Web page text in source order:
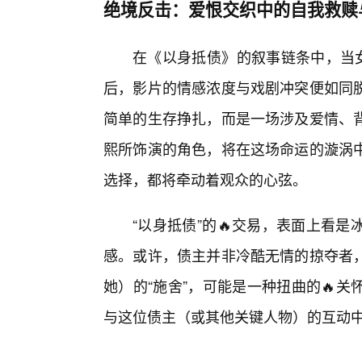
绝境反击：爱恨交织中的自我救
在《以身抵债》的叙事链条中，当
后，影片的情感浓度与戏剧冲突便如
简单的生存挣扎，而是一场涉及爱情
熙所饰演的角色，将在这场命运的漩
选择，都将牵动着观众的心弦。
“以身抵债”的🔥交易，表面上看
感。或许，债主并非冷酷无情的掠夺
她）的“施舍”，可能是一种扭曲的🔥
与这位债主（或其他关键人物）的互动